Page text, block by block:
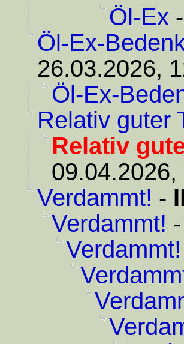
Öl-Ex -
Öl-Ex-
26.03.2026,
Öl-Ex-
Relativ guter
Relativ
09.04.2026,
Verdammt! -
Verdammt! -
Verdammt!